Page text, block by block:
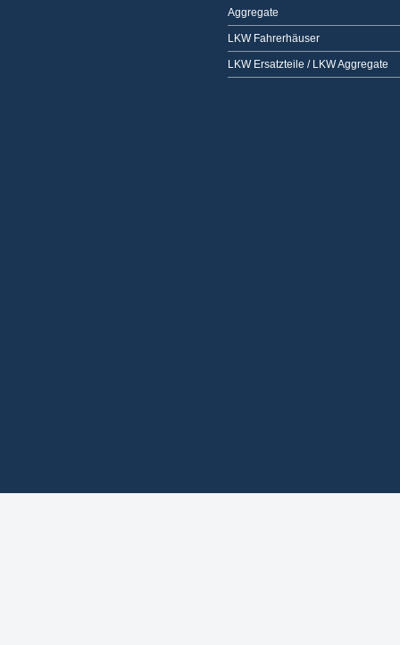
Aggregate
LKW Fahrerhäuser
LKW Ersatzteile / LKW Aggregate